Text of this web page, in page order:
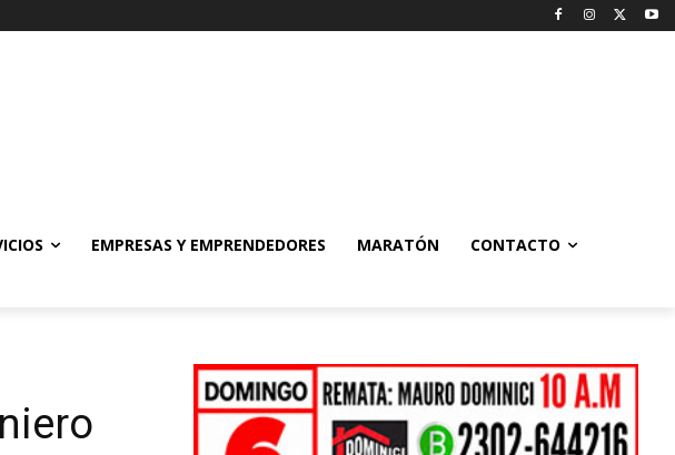
EMPRESAS Y EMPRENDEDORES MARATÓN CONTACTO